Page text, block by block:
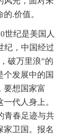
.价值。
世纪是美国人
纪，中国经过
破万里浪”的
个发展中的国
要想国家富
代人身上。
青春足迹与共
家卫国。报名